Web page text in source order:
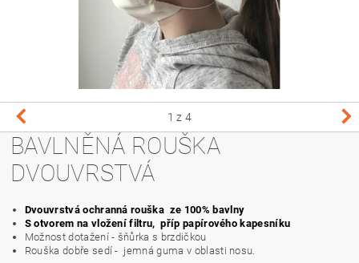
1 z 4
BAVLNĚNÁ ROUŠKA
DVOUVRSTVÁ
Dvouvrstvá ochranná rouška ze 100% bavlny
S otvorem na vložení filtru, příp papírového kapesníku
Možnost dotažení - šňůrka s brzdičkou
Rouška dobře sedí - jemná guma v oblasti nosu.